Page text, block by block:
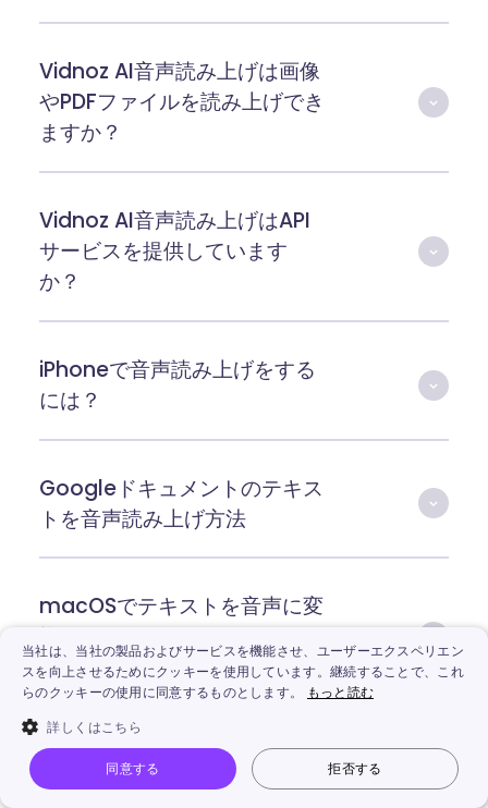
Vidnoz AI音声読み上げは画像
やPDFファイルを読み上げでき
ますか？
Vidnoz AI音声読み上げはAPI
サービスを提供しています
か？
iPhoneで音声読み上げをする
には？
Googleドキュメントのテキス
トを音声読み上げ方法
macOSでテキストを音声に変
換するにはどうすればよいで
すか?
Vidnoz AI 画像から動画生成 ログイン
当社は、当社の製品およびサービスを機能させ、ユーザーエクスペリエン
スを向上させるためにクッキーを使用しています。継続することで、これ
らのクッキーの使用に同意するものとします。
もっと読む
詳しくはこちら
同意する 拒否する